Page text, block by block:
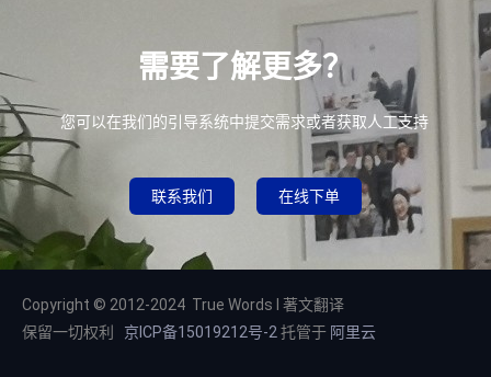
需要了解更多？
您可以在我们的引导系统中提交需求或者获取人工支持
联系我们 在线下单
Copyright © 2012-2024 True Words I 著文翻译
保留一切权利
京ICP备15019212号-2托管于 阿里云